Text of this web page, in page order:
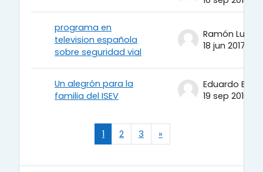
programa en
television española
sobre seguridad vial
18 jun 2017
Un alegrón para la
familia del ISEV
Eduardo
19 sep 2016
1 Página 1
2Página 2
3 Página 3
»